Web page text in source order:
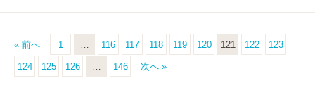
« 前へ 1 … 116 117 118 119 120 121 122 123
124 125 126 … 146 次へ »